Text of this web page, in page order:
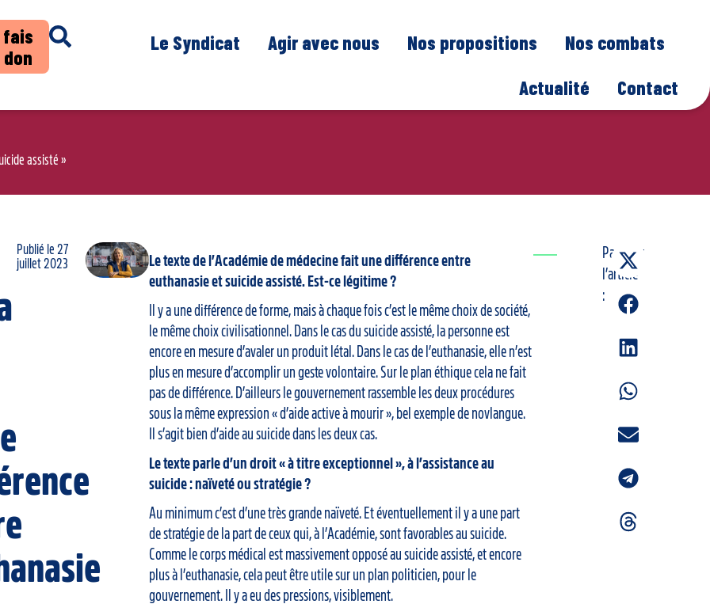
Le Syndicat Agir avec nous Nos propositions
Nos combats
Actualité
Contact
assisté »
Publié le 27
juillet 2023
Le texte de l’Académie de médecine fait une différence entre
euthanasie et suicide assisté. Est-ce légitime ?
Il y a une différence de forme, mais à chaque fois c’est le même choix de société,
le même choix civilisationnel. Dans le cas du suicide assisté, la personne est
encore en mesure d’avaler un produit létal. Dans le cas de l’euthanasie, elle n’est
plus en mesure d’accomplir un geste volontaire. Sur le plan éthique cela ne fait
pas de différence. D’ailleurs le gouvernement rassemble les deux procédures
sous la même expression « d’aide active à mourir », bel exemple de novlangue.
Il s’agit bien d’aide au suicide dans les deux cas.
Le texte parle d’un droit « à titre exceptionnel », à l’assistance au
suicide : naïveté ou stratégie ?
Au minimum c’est d’une très grande naïveté. Et éventuellement il y a une part
de stratégie de la part de ceux qui, à l’Académie, sont favorables au suicide.
Comme le corps médical est massivement opposé au suicide assisté, et encore
plus à l’euthanasie, cela peut être utile sur un plan politicien, pour le
gouvernement. Il y a eu des pressions, visiblement.
Partager
l’article
: